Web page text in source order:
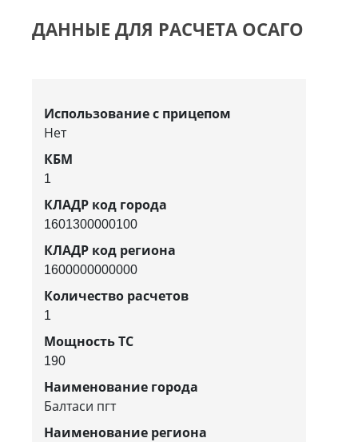
ДАННЫЕ ДЛЯ РАСЧЕТА ОСАГО
Использование с прицепом
Нет
КБМ
1
КЛАДР код города
1601300000100
КЛАДР код региона
1600000000000
Количество расчетов
1
Мощность ТС
190
Наименование города
Балтаси пгт
Наименование региона